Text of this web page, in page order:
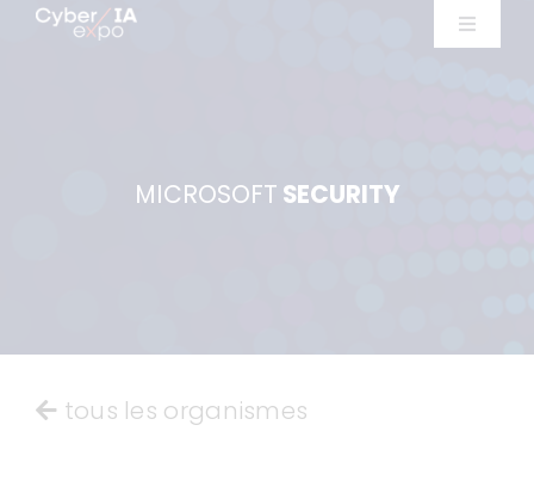
Skip
Toggle
Exposer
MICROSOFT SECURITY
tous les organismes